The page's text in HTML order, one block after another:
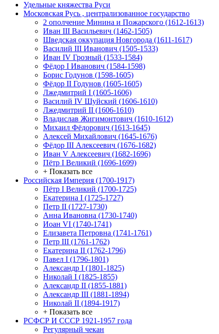
Удельные княжества Руси
Московская Русь , централизованное государство
2 ополчение Минина и Пожарского (1612-1613)
Иван III Васильевич (1462-1505)
Шведская оккупация Новгорода (1611-1617)
Василий III Иванович (1505-1533)
Иван IV Грозный (1533-1584)
Фёдор I Иванович (1584-1598)
Борис Годунов (1598-1605)
Фёдор II Годунов (1605-1605)
Лжедмитрий I (1605-1606)
Василий IV Шуйский (1606-1610)
Лжедмитрий II (1606-1610)
Владислав Жигимонтович (1610-1612)
Михаил Фёдорович (1613-1645)
Алексей Михайлович (1645-1676)
Фёдор III Алексеевич (1676-1682)
Иван V Алексеевич (1682-1696)
Пётр I Великий (1696-1699)
+ Показать все
Российская Империя (1700-1917)
Пётр I Великий (1700-1725)
Екатерина I (1725-1727)
Петр II (1727-1730)
Анна Ивановна (1730-1740)
Иоан VI (1740-1741)
Елизавета Петровна (1741-1761)
Петр III (1761-1762)
Екатерина II (1762-1796)
Павел I (1796-1801)
Александр I (1801-1825)
Николай I (1825-1855)
Александр II (1855-1881)
Александр III (1881-1894)
Николай II (1894-1917)
+ Показать все
РСФСР И СССР 1921-1957 года
Регулярный чекан